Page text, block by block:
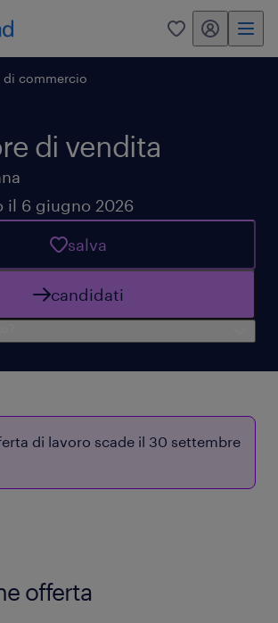
0 my randstad
di commercio
di vendita
il 6 giugno 2026
salva
candidati
di lavoro scade il 30 settembre
offerta